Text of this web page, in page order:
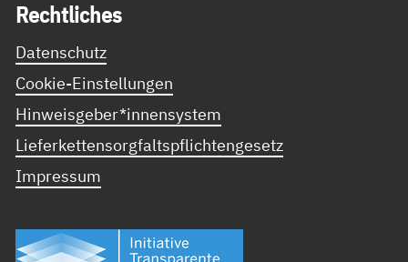
Recht­li­ches
Datenschutz
Cookie-Einstellungen
Hinweisgeber*innensystem
Lieferkettensorgfaltspflichtengesetz
Impressum